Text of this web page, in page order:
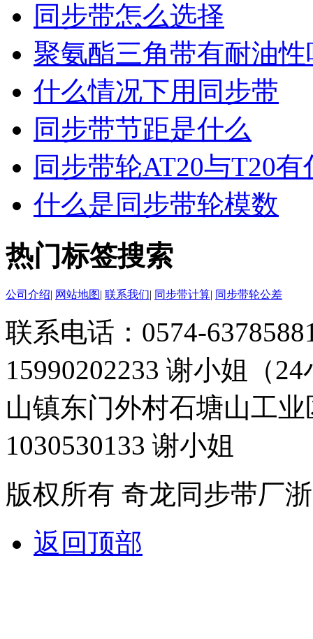
同步带怎么选择
聚氨酯三角带有耐油性
什么情况下用同步带
同步带节距是什么
同步带轮AT20与T20有
什么是同步带轮模数
热门标签搜索
公司介绍| 网站地图| 联系我们| 同步带计算| 同步带轮公差
联系电话：0574-
15990202233 谢小姐（
山镇东门外村石塘山工
1030530133 谢小姐
版权所有 奇龙同步带厂
返回顶部